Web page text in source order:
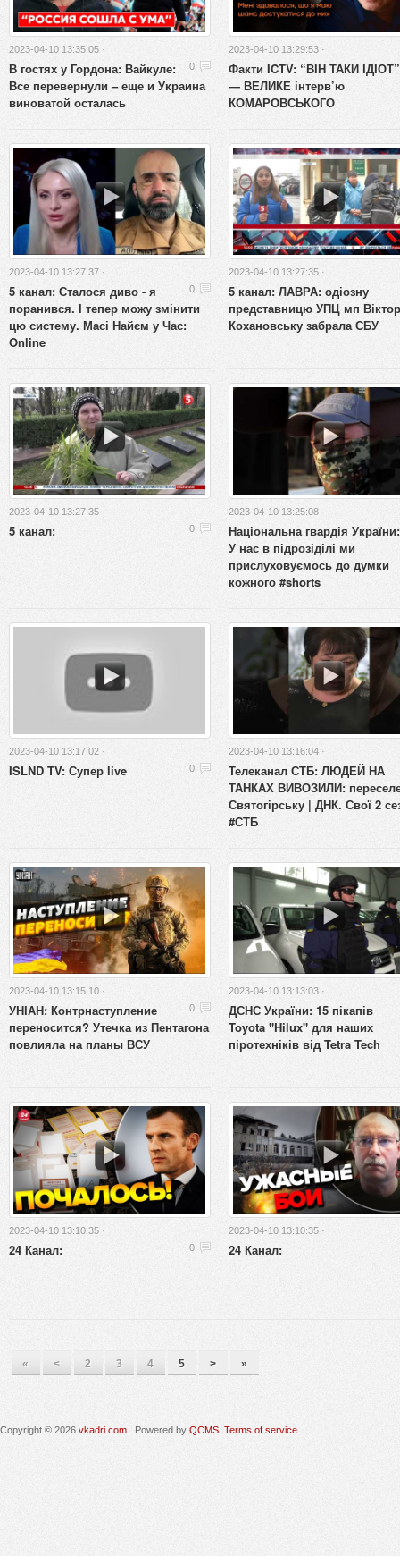
2023-04-10 13:35:05 ·
0
В гостях у Гордона: Вайкуле:
Все перевернули – еще и Украина
виноватой осталась
2023-04-10 13:29:53 ·
Факти ICTV: “ВІН ТАКИ ІДІОТ”
— ВЕЛИКЕ інтерв’ю
КОМАРОВСЬКОГО
2023-04-10 13:27:37 ·
0
5 канал: Сталося диво - я
поранився. І тепер можу змінити
цю систему. Масі Найєм у Час:
Online
2023-04-10 13:27:35 ·
5 канал: ЛАВРА: одіозну
представницю УПЦ мп
Кохановську забрала СБУ
2023-04-10 13:27:35 ·
0
5 канал:
2023-04-10 13:25:08 ·
Національна гвардія України:
У нас в підрозіділі ми
прислуховуємось до думки
кожного #shorts
2023-04-10 13:17:02 ·
0
ISLND TV: Супер live
2023-04-10 13:16:04 ·
Телеканал СТБ: ЛЮДЕЙ НА
ТАНКАХ ВИВОЗИЛИ:
Святогірську | ДНК. Свої 2
#СТБ
2023-04-10 13:15:10 ·
0
УНІАН: Контрнаступление
переносится? Утечка из Пентагона
повлияла на планы ВСУ
2023-04-10 13:13:03 ·
ДСНС України: 15 пікапів
Toyota "Hilux" для наших
піротехніків від Tetra Tech
2023-04-10 13:10:35 ·
0
24 Канал:
2023-04-10 13:10:35 ·
24 Канал:
« < 2 3 4 5 > »
Copyright © 2026 vkadri.com . Powered by QCMS Terms of service.